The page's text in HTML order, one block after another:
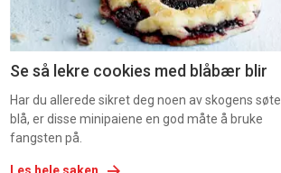
Se så lekre cookies med blåbær blir
Har du allerede sikret deg noen av skogens søte
blå, er disse minipaiene en god måte å bruke
fangsten på.